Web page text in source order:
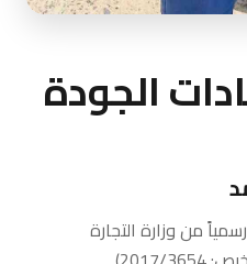
الجودة
منوزارة التجارة